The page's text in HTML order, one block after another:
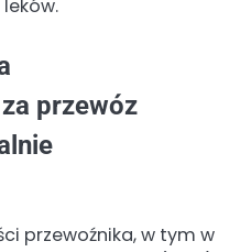
przewóz
przewoźnika, w tym w